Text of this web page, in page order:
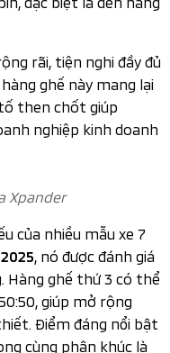
inch, thao tác mượt
tâm, cần số,... vẫn giữ